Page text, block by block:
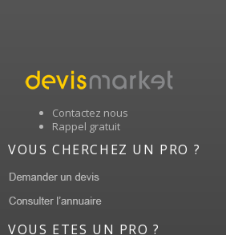
Contactez nous
Rappel gratuit
VOUS CHERCHEZ UN PRO ?
VOUS ETES UN PRO ?